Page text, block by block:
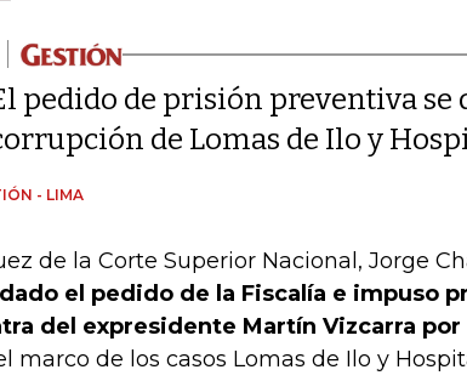
pedido de prisión preventiva se
de Lomas de Ilo y
- LIMA
de la Corte Superior Nacional, Jorge
el pedido de la Fiscalía e impuso
del expresidente Martín Vizcarra
marco de los casos Lomas de Ilo y